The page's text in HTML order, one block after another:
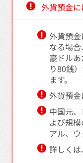
外貨預金
外貨預
なる場
豪ドル
り80銭
ます。
外貨預金
中国元
よび規
アル、
詳しく